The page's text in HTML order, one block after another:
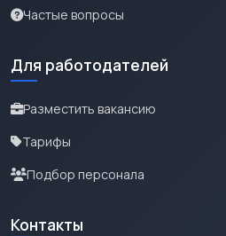
Частые вопросы
Для работодателей
Разместить вакансию
Тарифы
Подбор персонала
Контакты